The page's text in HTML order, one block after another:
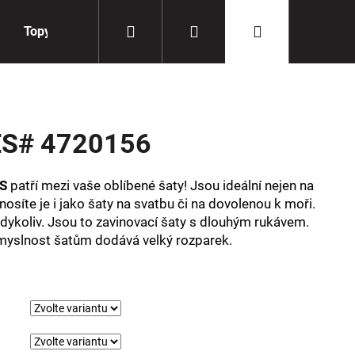
Topy Doplňky Přihlášení
4720156
patří mezi vaše oblíbené šaty! Jsou ideální nejen na
je i jako šaty na svatbu či na dovolenou k moři.
Jsou to zavinovací šaty s dlouhým rukávem.
šatům dodává velký rozparek.